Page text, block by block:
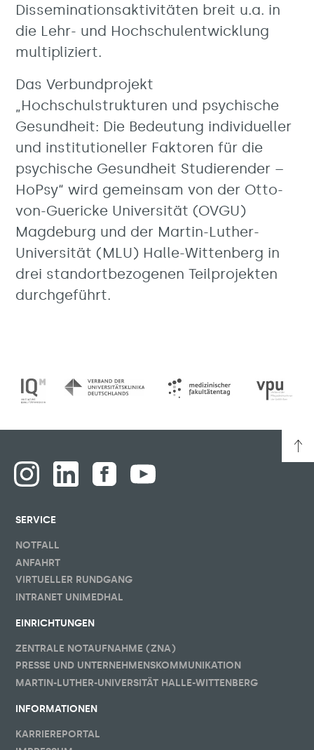
Disseminationsaktivitäten breit u.a. in
die Lehr- und Hochschulentwicklung
multipliziert.
Das Verbundprojekt
„Hochschulstrukturen und psychische
Gesundheit: Die Bedeutung individueller
und institutioneller Faktoren für die
psychische Gesundheit Studierender –
HoPsy“ wird gemeinsam von der Otto-
von-Guericke Universität (OVGU)
Magdeburg und der Martin-Luther-
Universität (MLU) Halle-Wittenberg in
drei standortbezogenen Teilprojekten
durchgeführt.
SERVICE
NOTFALL
ANFAHRT
VIRTUELLER RUNDGANG
INTRANET UNIMEDHAL
EINRICHTUNGEN
ZENTRALE NOTAUFNAHME (ZNA)
PRESSE UND UNTERNEHMENSKOMMUNIKATION
MARTIN-LUTHER-UNIVERSITÄT HALLE-WITTENBERG
INFORMATIONEN
KARRIEREPORTAL